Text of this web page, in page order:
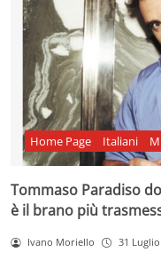
Home Page Italiani
Tommaso Paradiso
è il brano più
Ivano Moriello 31